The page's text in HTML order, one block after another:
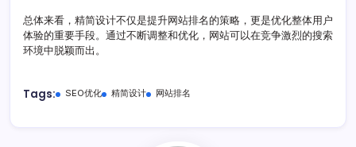
总体来看，精简设计不仅是提升网站排名的策略，更是优化整体用户
体验的重要手段。通过不断调整和优化，网站可以在竞争激烈的搜索
环境中脱颖而出。
Tags: SEO优化 精简设计 网站排名